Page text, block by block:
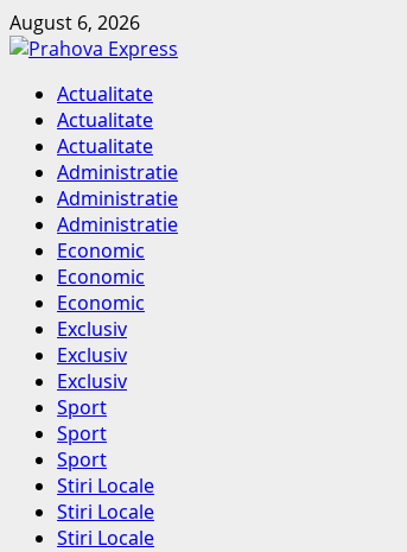
Skip
to
August 6, 2026
Primary
Menu
Actualitate
Actualitate
Actualitate
Administratie
Administratie
Administratie
Economic
Economic
Economic
Exclusiv
Exclusiv
Exclusiv
Sport
Sport
Sport
Stiri Locale
Stiri Locale
Stiri Locale